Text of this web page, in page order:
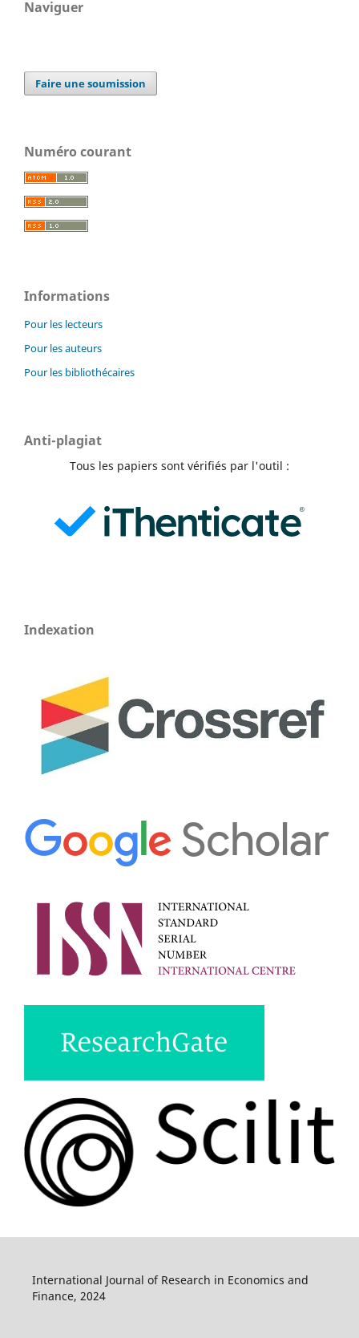
Naviguer
Faire une soumission
Numéro courant
Informations
Pour les lecteurs
Pour les auteurs
Pour les bibliothécaires
Anti-plagiat
Tous les papiers sont vérifiés par l'outil :
Indexation
International Journal of Research in Economics and
Finance, 2024